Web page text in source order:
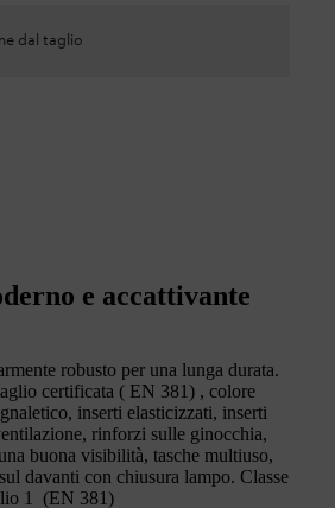
dal taglio
e accattivante
robusto per una lunga durata.
certificata ( EN 381) , colore
inserti elasticizzati, inserti
rinforzi sulle ginocchia,
buona visibilità, tasche multiuso,
davanti con chiusura lampo. Classe
1 (EN 381)